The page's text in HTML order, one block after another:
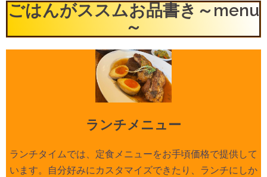
ごはんがススムお品書き～menu
～
ランチメニュー
ランチタイムでは、定食メニューをお手頃価格で提供して
います。自分好みにカスタマイズできたり、ランチにしか